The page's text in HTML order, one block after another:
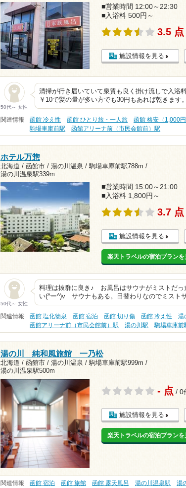
■営業時間 12:00～22:30
■入浴料 500円～
3.5 点
施設情報を見る
50代～ 女性
清掃が行き届いていて泉質も良く掛け流しで入浴
￥10で髪の量が多い方でも30円もあれば乾きま
関連情報 函館 冷え性 函館 ひとり旅・一人旅 函館 格安（1,000円
駒場車庫前駅
函館アリーナ前（市民会館前）駅
ホテル万惣
北海道 / 函館市 / 湯の川温泉 /駒場車庫前駅788m /
湯の川温泉駅339m
■営業時間 15:00～21:00
■入浴料 1,800円～
3.7 点
施設情報を見る
楽天トラベルの宿泊プランを
50代～ 女性
料理は抜群に良き♪ お風呂はサウナがミストだっ
い(^ー^)v サウナもある。日替わりなのでミスト
関連情報 函館 塩化物泉 函館 宿泊 函館 切り傷 函館 冷え性
湯
函館アリーナ前（市民会館前）駅
湯の川駅 駒場車庫前
湯の川 純和風旅館 一乃松
北海道 / 函館市 / 湯の川温泉 /駒場車庫前駅999m /
湯の川温泉駅500m
- 点 / 0
施設情報を見る
楽天トラベルの宿泊プランを
関連情報 函館 宿泊 函館 旅館 函館 露天風呂 湯の川温泉駅 湯